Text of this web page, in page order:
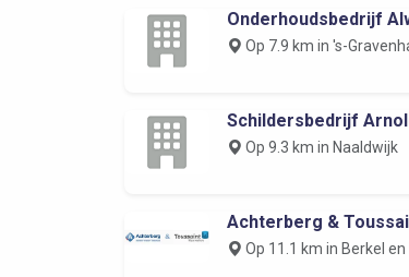
Onderhoudsbedrijf
Op 7.9 km in 's-
Schildersbedrijf
Op 9.3 km in Naaldwijk
Achterberg &
Op 11.1 km in Berkel